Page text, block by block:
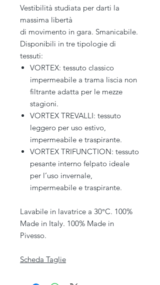
Vestibilità studiata per darti la
massima libertà
di movimento in gara. Smanicabile.
Disponibili in tre tipologie di
tessuti:
VORTEX: tessuto classico
impermeabile a trama liscia non
filtrante adatta per le mezze
stagioni.
VORTEX TREVALLI: tessuto
leggero per uso estivo,
impermeabile e traspirante.
VORTEX TRIFUNCTION: tessuto
pesante interno felpato ideale
per l’uso invernale,
impermeabile e traspirante.
Lavabile in lavatrice a 30°C. 100%
Made in Italy. 100% Made in
Pivesso.
Scheda Taglie